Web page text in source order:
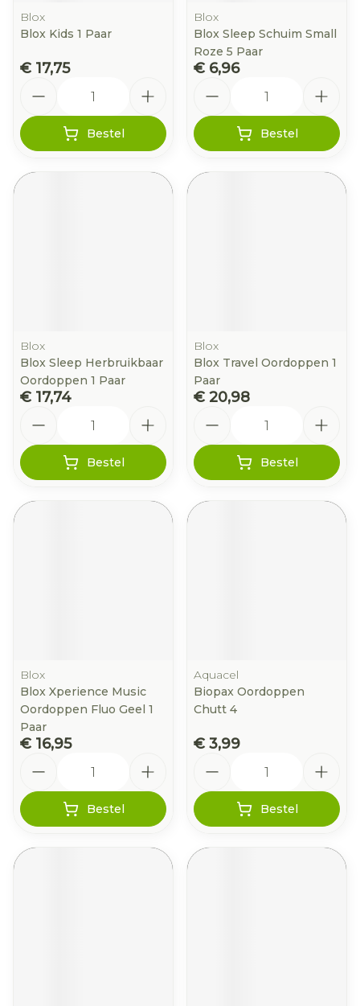
Blox
Blox Kids 1 Paar
€ 17,75
Bestel
Blox
Blox Sleep Schuim Small
Roze 5 Paar
€ 6,96
Bestel
Blox
Blox Sleep Herbruikbaar
Oordoppen 1 Paar
€ 17,74
Bestel
Blox
Blox Travel Oordoppen 1
Paar
€ 20,98
Bestel
Blox
Blox Xperience Music
Oordoppen Fluo Geel 1
Paar
€ 16,95
Bestel
Aquacel
Biopax Oordoppen
Chutt 4
€ 3,99
Bestel